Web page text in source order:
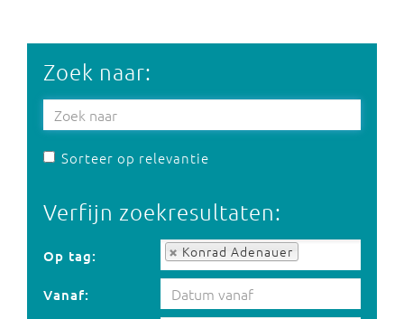
Zoek naar:
Sorteer op relevantie
Verfijn zoekresultaten:
Op tag: Konrad Adenauer
Op tag:
Vanaf: